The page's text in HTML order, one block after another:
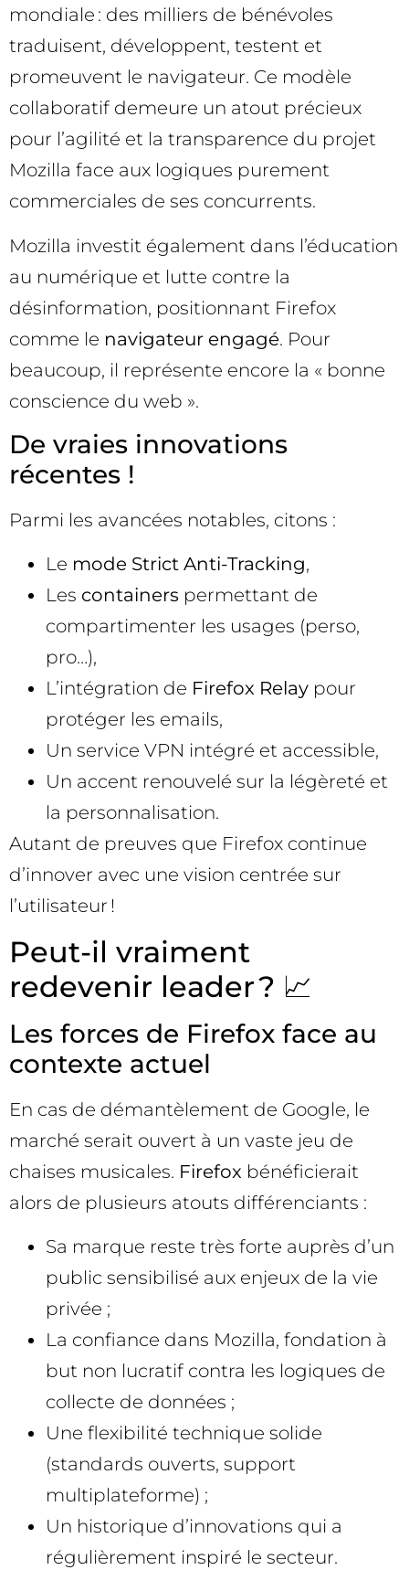
mondiale : des milliers de bénévoles
traduisent, développent, testent et
promeuvent le navigateur. Ce modèle
collaboratif demeure un atout précieux
pour l’agilité et la transparence du projet
Mozilla face aux logiques purement
commerciales de ses concurrents.
Mozilla investit également dans l’éducation
au numérique et lutte contre la
désinformation, positionnant Firefox
comme le navigateur engagé. Pour
beaucoup, il représente encore la « bonne
conscience du web ».
De vraies innovations
récentes !
Parmi les avancées notables, citons :
Le mode Strict Anti-Tracking,
Les containers permettant de
compartimenter les usages (perso,
pro…),
L’intégration de Firefox Relay pour
protéger les emails,
Un service VPN intégré et accessible,
Un accent renouvelé sur la légèreté et
la personnalisation.
Autant de preuves que Firefox continue
d’innover avec une vision centrée sur
l’utilisateur !
Peut-il vraiment
redevenir leader ? 📈
Les forces de Firefox face au
contexte actuel
En cas de démantèlement de Google, le
marché serait ouvert à un vaste jeu de
chaises musicales. Firefox bénéficierait
alors de plusieurs atouts différenciants :
Sa marque reste très forte auprès d’un
public sensibilisé aux enjeux de la vie
privée ;
La confiance dans Mozilla, fondation à
but non lucratif contra les logiques de
collecte de données ;
Une flexibilité technique solide
(standards ouverts, support
multiplateforme) ;
Un historique d’innovations qui a
régulièrement inspiré le secteur.